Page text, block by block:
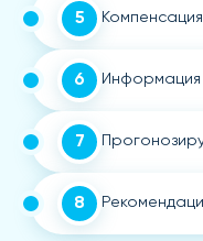
5
6 Информация
7
8